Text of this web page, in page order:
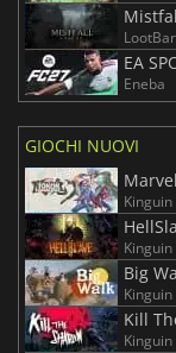
LootBar
EA
Eneba
GIOCHI NUOVI
Kinguin
Kinguin
Big
Kinguin
Kill
Kinguin